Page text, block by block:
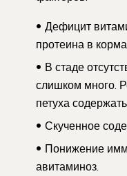
Дефицит
протеина в
В стаде
слишком много.
петуха
Скученное
Понижение
авитаминоз.